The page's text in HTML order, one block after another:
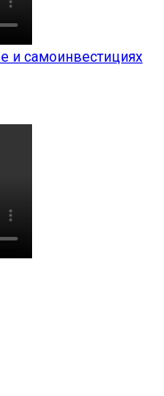
и самоинвестициях